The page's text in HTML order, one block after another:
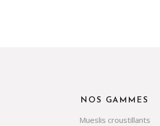
NOS GAMMES
Mueslis croustillants